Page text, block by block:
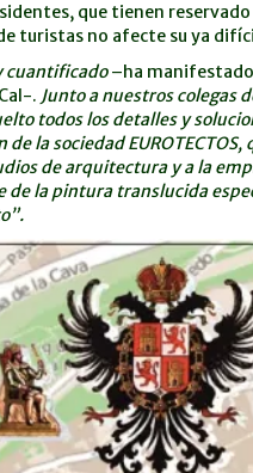
que tienen reservado
turistas no afecte su ya
cuantificado–ha
. Junto a nuestros colegas
todos los detalles y
la sociedad EUROTECTOS,
de arquitectura y a la
de la pintura translucida